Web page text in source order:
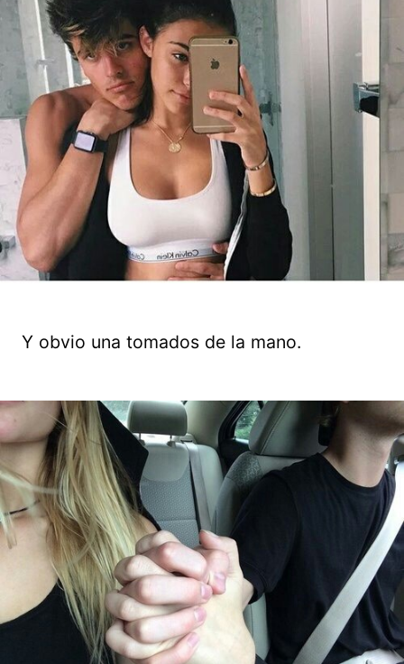
Y obvio una tomados de la mano.